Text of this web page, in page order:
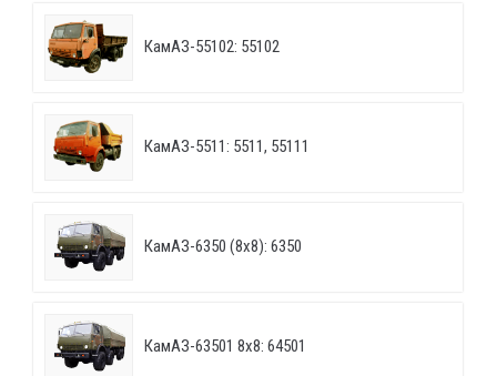
КамАЗ-55102: 55102
КамАЗ-5511: 5511, 55111
КамАЗ-6350 (8х8): 6350
КамАЗ-63501 8х8: 64501